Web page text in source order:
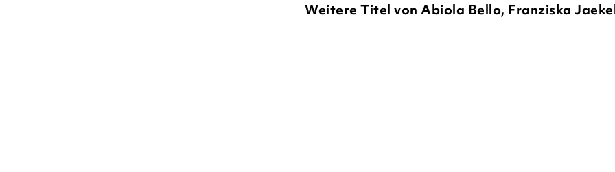
Weitere Titel von Abiola Bello, Franziska